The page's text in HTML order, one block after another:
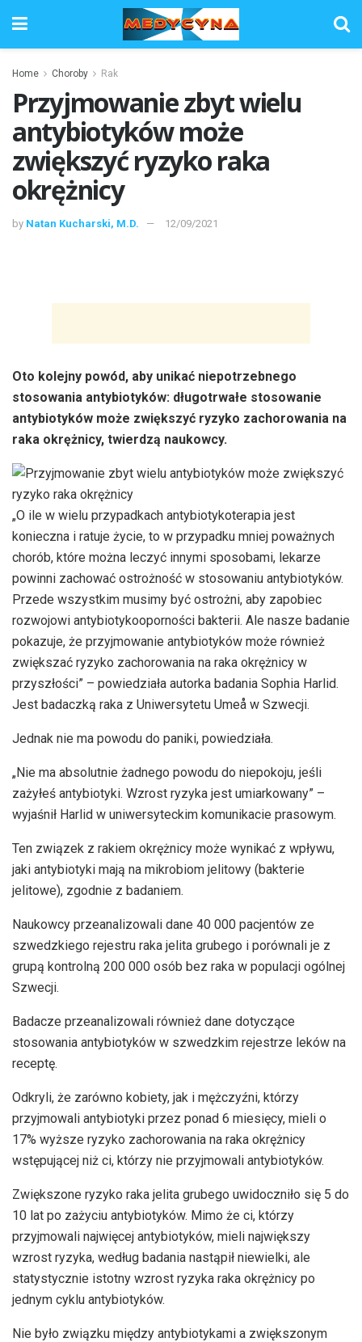
Home Choroby Rak
Przyjmowanie zbyt wielu
antybiotyków może
zwiększyć ryzyko raka
okrężnicy
by Natan Kucharski, M.D. 12/09/2021
Oto kolejny powód, aby unikać niepotrzebnego
stosowania antybiotyków: długotrwałe stosowanie
antybiotyków może zwiększyć ryzyko zachorowania na
raka okrężnicy, twierdzą naukowcy.
„O ile w wielu przypadkach antybiotykoterapia jest
konieczna i ratuje życie, to w przypadku mniej poważnych
chorób, które można leczyć innymi sposobami, lekarze
powinni zachować ostrożność w stosowaniu antybiotyków.
Przede wszystkim musimy być ostrożni, aby zapobiec
rozwojowi antybiotykooporności bakterii. Ale nasze badanie
pokazuje, że przyjmowanie antybiotyków może również
zwiększać ryzyko zachorowania na raka okrężnicy w
przyszłości” – powiedziała autorka badania Sophia Harlid.
Jest badaczką raka z Uniwersytetu Umeå w Szwecji.
Jednak nie ma powodu do paniki, powiedziała.
„Nie ma absolutnie żadnego powodu do niepokoju, jeśli
zażyłeś antybiotyki. Wzrost ryzyka jest umiarkowany” –
wyjaśnił Harlid w uniwersyteckim komunikacie prasowym.
Ten związek z rakiem okrężnicy może wynikać z wpływu,
jaki antybiotyki mają na mikrobiom jelitowy (bakterie
jelitowe), zgodnie z badaniem.
Naukowcy przeanalizowali dane 40 000 pacjentów ze
szwedzkiego rejestru raka jelita grubego i porównali je z
grupą kontrolną 200 000 osób bez raka w populacji ogólnej
Szwecji.
Badacze przeanalizowali również dane dotyczące
stosowania antybiotyków w szwedzkim rejestrze leków na
receptę.
Odkryli, że zarówno kobiety, jak i mężczyźni, którzy
przyjmowali antybiotyki przez ponad 6 miesięcy, mieli o
17% wyższe ryzyko zachorowania na raka okrężnicy
wstępującej niż ci, którzy nie przyjmowali antybiotyków.
Zwiększone ryzyko raka jelita grubego uwidoczniło się 5 do
10 lat po zażyciu antybiotyków. Mimo że ci, którzy
przyjmowali najwięcej antybiotyków, mieli największy
wzrost ryzyka, według badania nastąpił niewielki, ale
statystycznie istotny wzrost ryzyka raka okrężnicy po
jednym cyklu antybiotyków.
Nie było związku między antybiotykami a zwiększonym